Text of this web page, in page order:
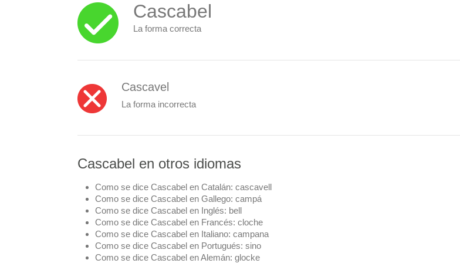
Cascabel
La forma correcta
Cascavel
La forma incorrecta
Cascabel en otros idiomas
Como se dice Cascabel en Catalán: cascavell
Como se dice Cascabel en Gallego: campá
Como se dice Cascabel en Inglés: bell
Como se dice Cascabel en Francés: cloche
Como se dice Cascabel en Italiano: campana
Como se dice Cascabel en Portugués: sino
Como se dice Cascabel en Alemán: glocke